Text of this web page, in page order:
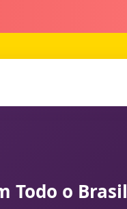
Todo o Brasil